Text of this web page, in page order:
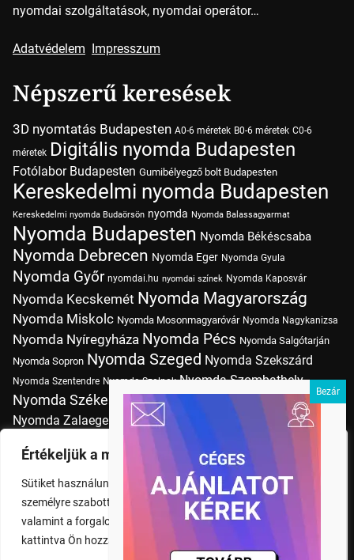
Értékeljük a magánéletét
Sütiket használunk a böngészési élmény fokozására,
személyre szabott hirdetések vagy tartalmak megjelenítésére,
valamint a forgalom elemzésére. A "Mindent elfogad" gombra
kattintva Ön hozzájárul a cookie-k használatához.
nyomdai szolgáltatások, nyomdai operátor…
Adatvédelem Impresszum
Népszerű keresések
3D nyomtatás Budapesten A0-6 méretek B0-6 méretek C0-6
méretek Digitális nyomda Budapesten
Fotólabor Budapesten Gumibélyegző bolt Budapesten
Kereskedelmi nyomda Budapesten
Kereskedelmi nyomda Budaörsön nyomda Nyomda Balassagyarmat
Nyomda Budapesten Nyomda Békéscsaba
Nyomda Debrecen Nyomda Eger Nyomda Gyula
Nyomda Győr nyomdai.hu nyomdai színek Nyomda Kaposvár
Nyomda Kecskemét Nyomda Magyarország
Nyomda Miskolc Nyomda Mosonmagyaróvár Nyomda Nagykanizsa
Nyomda Nyíregyháza Nyomda Pécs Nyomda Salgótarján
Nyomda Sopron Nyomda Szeged Nyomda Szekszárd
Nyomda Szentendre Nyomda Szolnok Nyomda Szombathely
Nyomda Székesfehérvár Nyomda Tatabánya Nyomda Vác
Nyomda Zalaegerszeg Nyomda Érd nyomtatás
Nyomtatás Budapesten
Pólónyomtatás Budapesten Szitanyomda Budapesten
Tudásbázis